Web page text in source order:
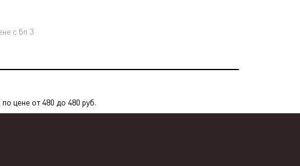
с бп 3
цене от 480 до 480 руб.